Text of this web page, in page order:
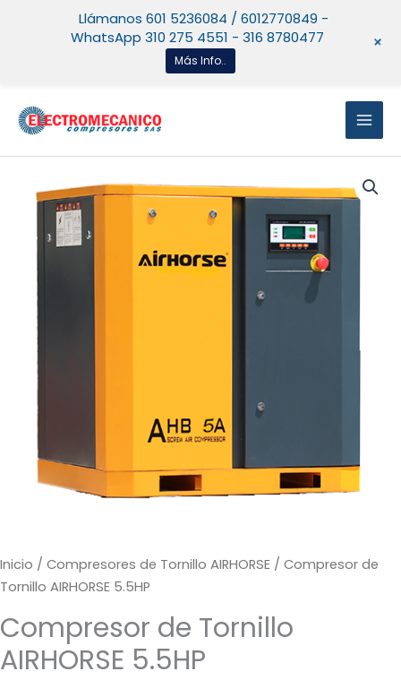
Inicio / Compresores de Tornillo AIRHORSE / Compresor de
Tornillo AIRHORSE 5.5HP
Compresor de Tornillo
AIRHORSE 5.5HP
Llámanos 601 5236084 / 6012770849 -
WhatsApp 310 275 4551 - 316 8780477
Más Info..
+